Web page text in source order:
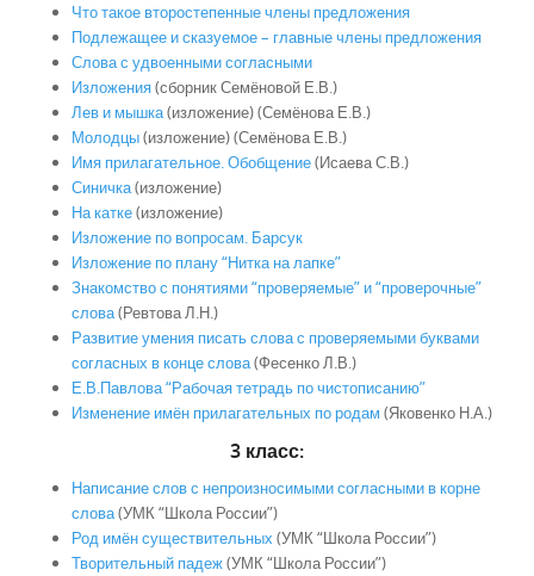
Что такое второстепенные члены предложения
Подлежащее и сказуемое – главные члены предложения
Слова с удвоенными согласными
Изложения(сборник Семёновой Е.В.)
Лев и мышка(изложение) (Семёнова Е.В.)
Молодцы(изложение) (Семёнова Е.В.)
Имя прилагательное. Обобщение(Исаева С.В.)
Синичка(изложение)
На катке(изложение)
Изложение по вопросам. Барсук
Изложение по плану “Нитка на лапке”
Знакомство с понятиями “проверяемые” и “проверочные”
слова(Ревтова Л.Н.)
Развитие умения писать слова с проверяемыми буквами
согласных в конце слова(Фесенко Л.В.)
Е.В.Павлова “Рабочая тетрадь по чистописанию”
Изменение имён прилагательных по родам (Яковенко Н.А.)
3 класс:
Написание слов с непроизносимыми согласными в корне
слова(УМК “Школа России”)
Род имён существительных (УМК “Школа России”)
Творительный падеж(УМК “Школа России”)